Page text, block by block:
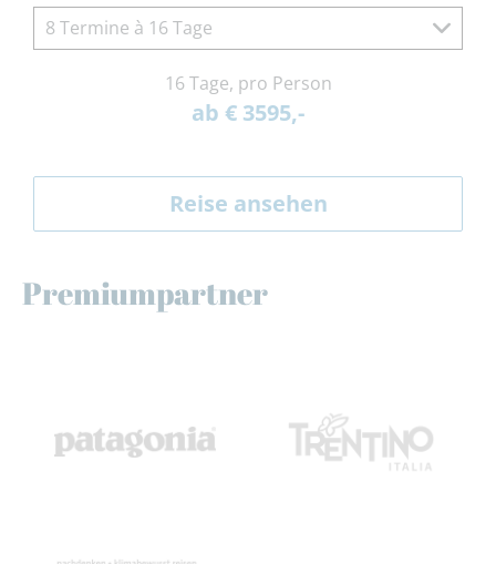
8 Termine à 16 Tage
16 Tage, pro Person
ab € 3595,-
Reise ansehen
Premiumpartner